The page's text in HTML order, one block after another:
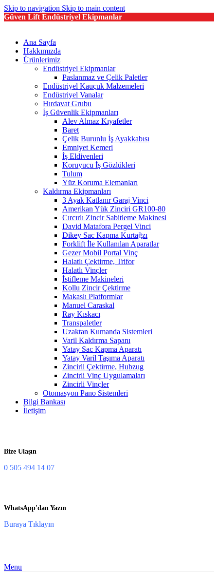
Skip to navigation Skip to main content
Güven Lift Endüstriyel Ekipmanlar
Ana Sayfa
Hakkımızda
Ürünlerimiz
Endüstriyel Ekipmanlar
Paslanmaz ve Çelik Paletler
Endüstriyel Kauçuk Malzemeleri
Endüstriyel Vanalar
Hırdavat Grubu
İş Güvenlik Ekipmanları
Alev Almaz Kıyafetler
Baret
Çelik Burunlu İş Ayakkabısı
Emniyet Kemeri
İş Eldivenleri
Koruyucu İş Gözlükleri
Tulum
Yüz Koruma Elemanları
Kaldırma Ekipmanları
3 Ayak Katlanır Garaj Vinci
Amerikan Yük Zinciri GR100-80
Cırcırlı Zincir Sabitleme Makinesi
David Matafora Pergel Vinci
Dikey Sac Kapma Kurtağzı
Forklift İle Kullanılan Aparatlar
Gezer Mobil Portal Vinç
Halatlı Çektirme, Trifor
Halatlı Vinçler
İstifleme Makineleri
Kollu Zincir Çektirme
Makaslı Platformlar
Manuel Caraskal
Ray Kıskacı
Transpaletler
Uzaktan Kumanda Sistemleri
Varil Kaldırma Sapanı
Yatay Sac Kapma Aparatı
Yatay Varil Taşıma Aparatı
Zincirli Çektirme, Hubzug
Zincirli Vinç Uygulamaları
Zincirli Vinçler
Otomasyon Pano Sistemleri
Bilgi Bankası
İletişim
Bize Ulaşın
0 505 494 14 07
WhatsApp'dan Yazın
Buraya Tıklayın
Menu